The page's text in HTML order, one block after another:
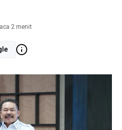
2 menit